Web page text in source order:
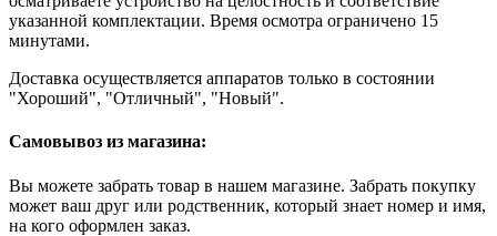
указанной комплектации. Время осмотра ограничено 15
минутами.
Доставка осуществляется аппаратов только в состоянии
"Хороший", "Отличный", "Новый".
Самовывоз из магазина:
Вы можете забрать товар в нашем магазине. Забрать покупку
может ваш друг или родственник, который знает номер и имя,
на кого оформлен заказ.